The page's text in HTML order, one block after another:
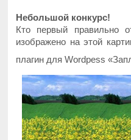
Небольшой конкурс!
Кто первый правильно
изображено на этой
плагин для Wordpess